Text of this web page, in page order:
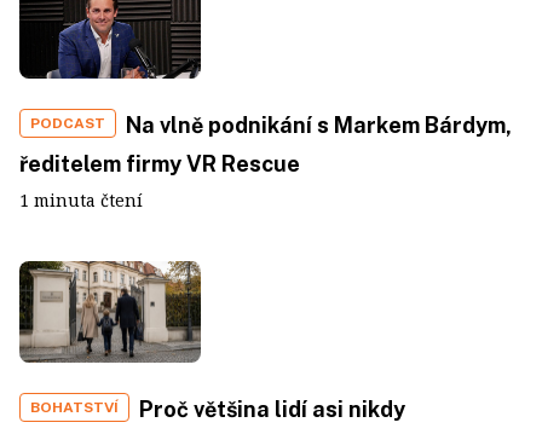
PODCAST
Na vlně podnikání s Markem Bárdym,
ředitelem firmy VR Rescue
1 minuta čtení
BOHATSTVÍ
Proč většina lidí asi nikdy